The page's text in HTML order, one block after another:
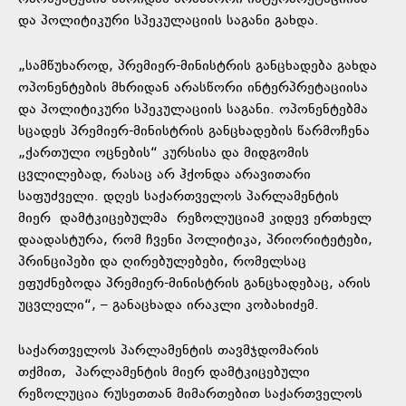
და პოლიტიკური სპეკულაციის საგანი გახდა.
„სამწუხაროდ, პრემიერ-მინისტრის განცხადება გახდა
ოპონენტების მხრიდან არასწორი ინტერპრეტაციისა
და პოლიტიკური სპეკულაციის საგანი. ოპონენტებმა
სცადეს პრემიერ-მინისტრის განცხადების წარმოჩენა
„ქართული ოცნების“ კურსისა და მიდგომის
ცვლილებად, რასაც არ ჰქონდა არავითარი
საფუძველი. დღეს საქართველოს პარლამენტის
მიერ დამტკიცებულმა რეზოლუციამ კიდევ ერთხელ
დაადასტურა, რომ ჩვენი პოლიტიკა, პრიორიტეტები,
პრინციპები და ღირებულებები, რომელსაც
ეფუძნებოდა პრემიერ-მინისტრის განცხადებაც, არის
უცვლელი“, – განაცხადა ირაკლი კობახიძემ.
საქართველოს პარლამენტის თავმჯდომარის
თქმით, პარლამენტის მიერ დამტკიცებული
რეზოლუცია რუსეთთან მიმართებით საქართველოს